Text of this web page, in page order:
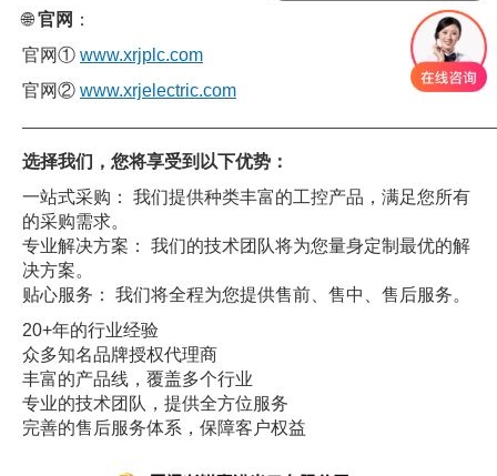
🌐官网 ：
官网① www.xrjplc.com
官网② www.xrjelectric.com
选择我们，您将享受到以下优势：
一站式采购： 我们提供种类丰富的工控产品，满足您所有
的采购需求。
专业解决方案： 我们的技术团队将为您量身定制最优的解
决方案。
贴心服务： 我们将全程为您提供售前、售中、售后服务。
20+年的行业经验
众多知名品牌授权代理商
丰富的产品线，覆盖多个行业
专业的技术团队，提供全方位服务
完善的售后服务体系，保障客户权益